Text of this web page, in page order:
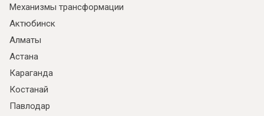
Механизмы трансформации
Актюбинск
Алматы
Астана
Караганда
Костанай
Павлодар